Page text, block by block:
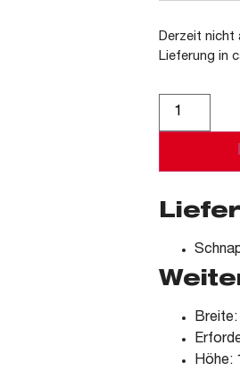
Derzeit nicht
Lieferung in
Breite:
Höhe: